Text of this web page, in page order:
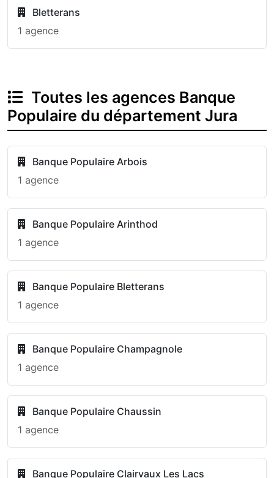
Bletterans
1 agence
Toutes les agences Banque
Populaire du département Jura
Banque Populaire Arbois
1 agence
Banque Populaire Arinthod
1 agence
Banque Populaire Bletterans
1 agence
Banque Populaire Champagnole
1 agence
Banque Populaire Chaussin
1 agence
Banque Populaire Clairvaux Les Lacs